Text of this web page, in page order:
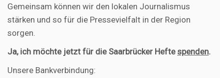
Gemeinsam können wir den lokalen Journalismus
stärken und so für die Pressevielfalt in der Region
sorgen.
Ja, ich möchte jetzt für die Saarbrücker Heftespenden.
Unsere Bankverbindung: